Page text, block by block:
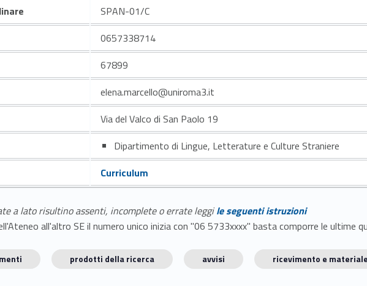
SPAN-01/C
0657338714
67899
elena.marcello@uniroma3.it
Via del Valco di San Paolo 19
Dipartimento di Lingue, Letterature e Culture Straniere
Curriculum
a lato risultino assenti, incomplete o errate leggile seguenti istruzioni
all'altro SE il numero unico inizia con "06 5733xxxx" basta comporre le ultime
prodotti della ricerca avvisi ricevimento e